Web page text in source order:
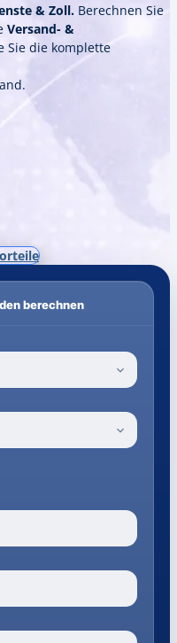
& Zoll. Berechnen Sie
Versand- &
Sie die komplette
berechnen